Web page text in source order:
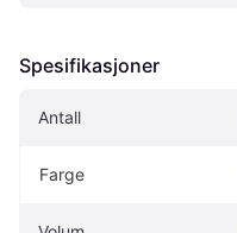
Spesifikasjoner
Antall
Farge